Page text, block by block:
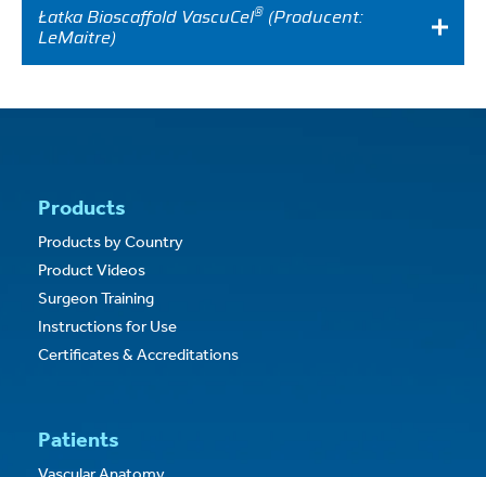
Łatka Bioscaffold VascuCel® (Producent:
LeMaitre)
Products
Products by Country
Product Videos
Surgeon Training
Instructions for Use
Certificates & Accreditations
Patients